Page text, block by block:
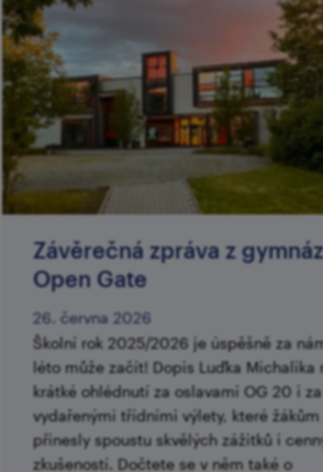
Závěrečná zpráva z
Open Gate
26. června 2026
Školní rok 2025/2026 je úspěšně za
léto může začít! Dopis Luďka Michalika
krátké ohlédnutí za oslavami OG 20 i za
vydařenými třídními výlety, které žákům
přinesly spoustu skvělých zážitků i
zkušeností. Dočtete se v něm také o